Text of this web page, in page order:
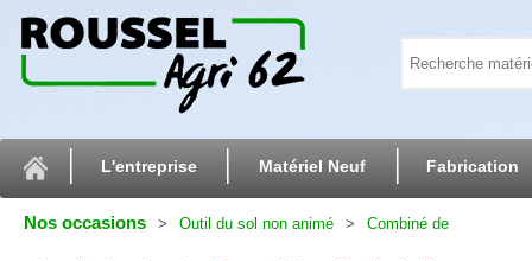
L'entreprise Matériel Neuf Fabrication
Nos occasions Outil du sol non animé Combiné de